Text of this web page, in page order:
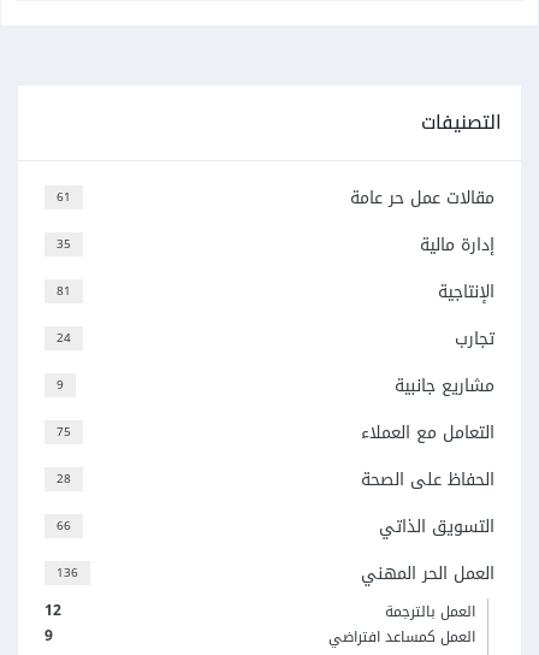
التصنيفات
61 مقالات عمل حر عامة
35 إدارة مالية
81 الإنتاجية
24 تجارب
9 مشاريع جانبية
75 التعامل مع العملاء
28 الحفاظ على الصحة
66 التسويق الذاتي
136 العمل الحر المهني
12
العمل بالترجمة
9
العمل كمساعد افتراضي